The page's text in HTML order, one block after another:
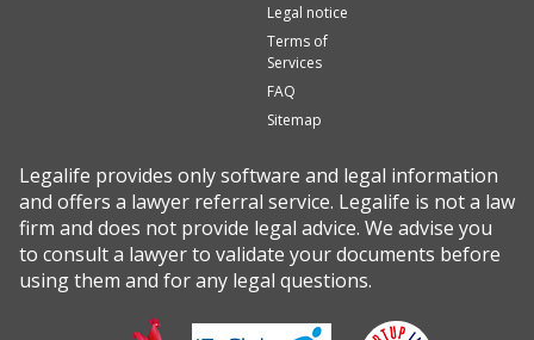
Legal notice
Terms of
Services
FAQ
Sitemap
Legalife provides only software and legal information
and offers a lawyer referral service. Legalife is not a law
firm and does not provide legal advice. We advise you
to consult a lawyer to validate your documents before
using them and for any legal questions.